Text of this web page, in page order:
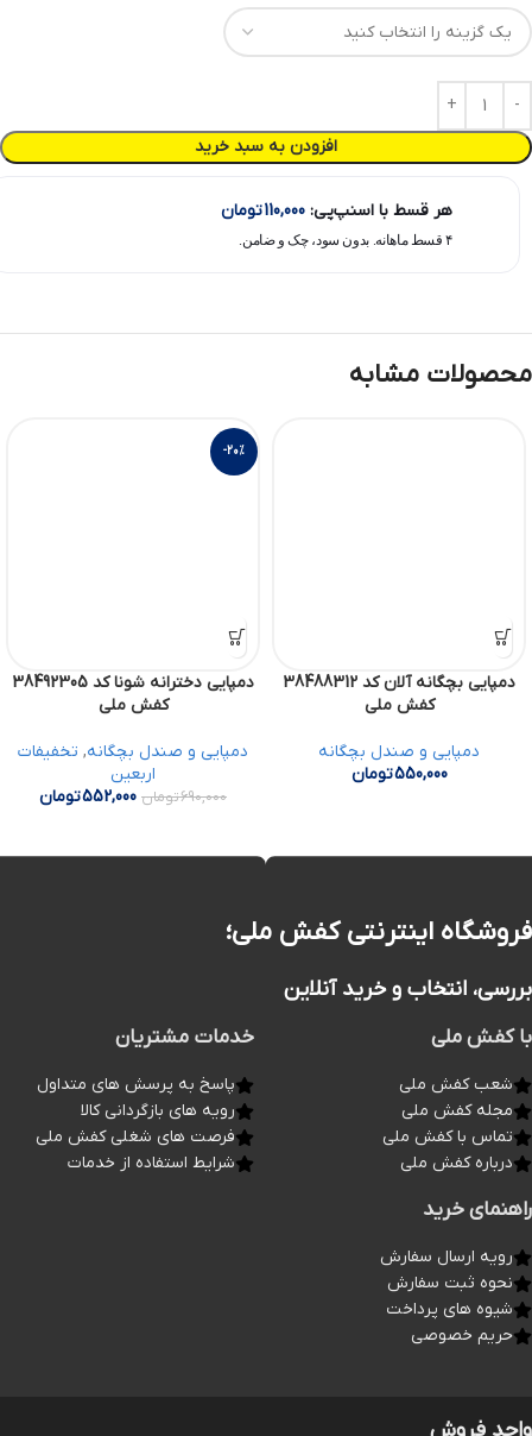
افزودن به سبد خرید
هر قسط با اسنپ‌پی: 110,000تومان
۴ قسط ماهانه. بدون سود، چک و ضامن.
محصولات مشابه
دمپایی بچگانه آلان کد 38488312
کفش ملی
دمپایی و صندل بچگانه
550,000تومان
-20%
دمپایی دخترانه شونا کد 38492305
کفش ملی
دمپایی و صندل بچگانه, تخفیفات
اربعین
690,000تومان 552,000تومان
فروشگاه اینترنتی کفش ملی؛
بررسی، انتخاب و خرید آنلاین
با کفش ملی
شعب کفش ملی
مجله کفش ملی
تماس با کفش ملی
درباره کفش ملی
خدمات مشتریان
پاسخ به پرسش های متداول
رویه های بازگردانی کالا
فرصت های شغلی کفش ملی
شرایط استفاده از خدمات
راهنمای خرید
رویه ارسال سفارش
نحوه ثبت سفارش
شیوه های پرداخت
حریم خصوصی